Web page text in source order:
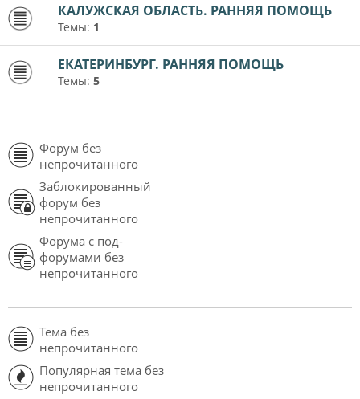
КАЛУЖСКАЯ ОБЛАСТЬ. РАННЯЯ ПОМОЩЬ
Темы: 1
ЕКАТЕРИНБУРГ. РАННЯЯ ПОМОЩЬ
Темы: 5
Форум без
непрочитанного
Заблокированный
форум без
непрочитанного
Форума с под-
форумами без
непрочитанного
Тема без
непрочитанного
Популярная тема без
непрочитанного